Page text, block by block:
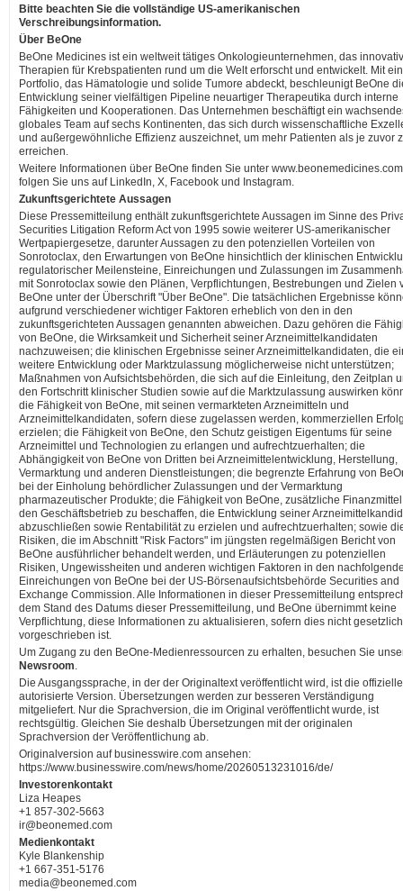
Bitte beachten Sie die vollständige US-amerikanischen
Verschreibungsinformation.
Über BeOne
BeOne Medicines ist ein weltweit tätiges Onkologieunternehmen, das
Therapien für Krebspatienten rund um die Welt erforscht und entwickelt. Mit
Portfolio, das Hämatologie und solide Tumore abdeckt, beschleunigt BeOne
Entwicklung seiner vielfältigen Pipeline neuartiger Therapeutika durch interne
Fähigkeiten und Kooperationen. Das Unternehmen beschäftigt ein
globales Team auf sechs Kontinenten, das sich durch wissenschaftliche
und außergewöhnliche Effizienz auszeichnet, um mehr Patienten als je zuvor
erreichen.
Weitere Informationen über BeOne finden Sie unter
folgen Sie uns auf LinkedIn, X, Facebook und Instagram.
Zukunftsgerichtete Aussagen
Diese Pressemitteilung enthält zukunftsgerichtete Aussagen im Sinne des
Securities Litigation Reform Act von 1995 sowie weiterer US-amerikanischer
Wertpapiergesetze, darunter Aussagen zu den potenziellen Vorteilen von
Sonrotoclax, den Erwartungen von BeOne hinsichtlich der klinischen
regulatorischer Meilensteine, Einreichungen und Zulassungen im
mit Sonrotoclax sowie den Plänen, Verpflichtungen, Bestrebungen und Zielen
BeOne unter der Überschrift "Über BeOne". Die tatsächlichen Ergebnisse
aufgrund verschiedener wichtiger Faktoren erheblich von den in den
zukunftsgerichteten Aussagen genannten abweichen. Dazu gehören die
von BeOne, die Wirksamkeit und Sicherheit seiner Arzneimittelkandidaten
nachzuweisen; die klinischen Ergebnisse seiner Arzneimittelkandidaten, die
weitere Entwicklung oder Marktzulassung möglicherweise nicht unterstützen;
Maßnahmen von Aufsichtsbehörden, die sich auf die Einleitung, den Zeitplan
den Fortschritt klinischer Studien sowie auf die Marktzulassung auswirken
die Fähigkeit von BeOne, mit seinen vermarkteten Arzneimitteln und
Arzneimittelkandidaten, sofern diese zugelassen werden, kommerziellen
erzielen; die Fähigkeit von BeOne, den Schutz geistigen Eigentums für seine
Arzneimittel und Technologien zu erlangen und aufrechtzuerhalten; die
Abhängigkeit von BeOne von Dritten bei Arzneimittelentwicklung, Herstellung,
Vermarktung und anderen Dienstleistungen; die begrenzte Erfahrung von
bei der Einholung behördlicher Zulassungen und der Vermarktung
pharmazeutischer Produkte; die Fähigkeit von BeOne, zusätzliche
den Geschäftsbetrieb zu beschaffen, die Entwicklung seiner
abzuschließen sowie Rentabilität zu erzielen und aufrechtzuerhalten; sowie
Risiken, die im Abschnitt "Risk Factors" im jüngsten regelmäßigen Bericht von
BeOne ausführlicher behandelt werden, und Erläuterungen zu potenziellen
Risiken, Ungewissheiten und anderen wichtigen Faktoren in den
Einreichungen von BeOne bei der US-Börsenaufsichtsbehörde Securities and
Exchange Commission. Alle Informationen in dieser Pressemitteilung
dem Stand des Datums dieser Pressemitteilung, und BeOne übernimmt keine
Verpflichtung, diese Informationen zu aktualisieren, sofern dies nicht gesetzlich
vorgeschrieben ist.
Um Zugang zu den BeOne-Medienressourcen zu erhalten, besuchen Sie
Newsroom.
Die Ausgangssprache, in der der Originaltext veröffentlicht wird, ist die
autorisierte Version. Übersetzungen werden zur besseren Verständigung
mitgeliefert. Nur die Sprachversion, die im Original veröffentlicht wurde, ist
rechtsgültig. Gleichen Sie deshalb Übersetzungen mit der originalen
Sprachversion der Veröffentlichung ab.
Originalversion auf businesswire.com ansehen:
https://www.businesswire.com/news/home/20260513231016/de/
Investorenkontakt
Liza Heapes
+1 857-302-5663
ir@beonemed.com
Medienkontakt
Kyle Blankenship
+1 667-351-5176
media@beonemed.com